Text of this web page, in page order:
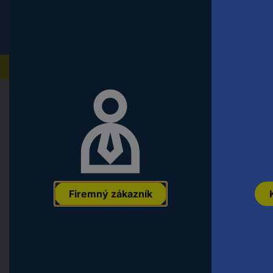
Firemný zákazník
Počítače a kancelárska technika Tlačiarne,
KMP H-T223M toner náhradný
Seiten kompatibilná náplň do
4011324253764 Označenie výrobcu: